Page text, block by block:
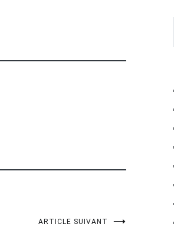
ARTICLE SUIVANT